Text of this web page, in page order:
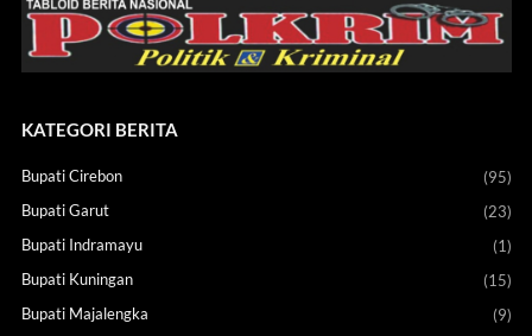
KATEGORI BERITA
Bupati Cirebon
(95)
Bupati Garut
(23)
Bupati Indramayu
(1)
Bupati Kuningan
(15)
Bupati Majalengka
(9)